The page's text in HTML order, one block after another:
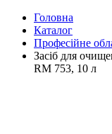
Головна
Каталог
Професійне
Засіб для
RM 753, 10 л